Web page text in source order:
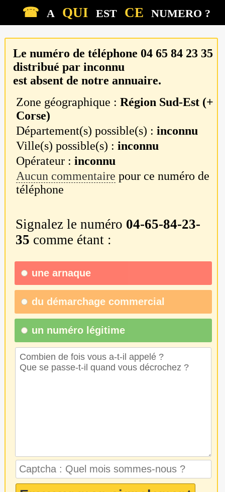
☎ A QUI EST CE NUMERO ?
Le numéro de téléphone 04 65 84 23 35
distribué par inconnu
est absent de notre annuaire.
Zone géographique :Région Sud-Est (+
Corse)
Département(s) possible(s) :inconnu
Ville(s) possible(s) :inconnu
Opérateur :inconnu
Aucun commentaire pour ce numéro de
téléphone
Signalez le numéro 04-65-84-23-
35 comme étant :
une arnaque
du démarchage commercial
un numéro légitime